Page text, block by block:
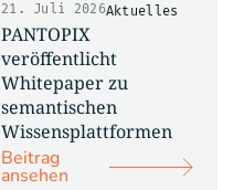
Aktuelles
21. Juli 2026
PANTOPIX
veröffentlicht
Whitepaper zu
semantischen
Wissensplattformen
Beitrag
ansehen